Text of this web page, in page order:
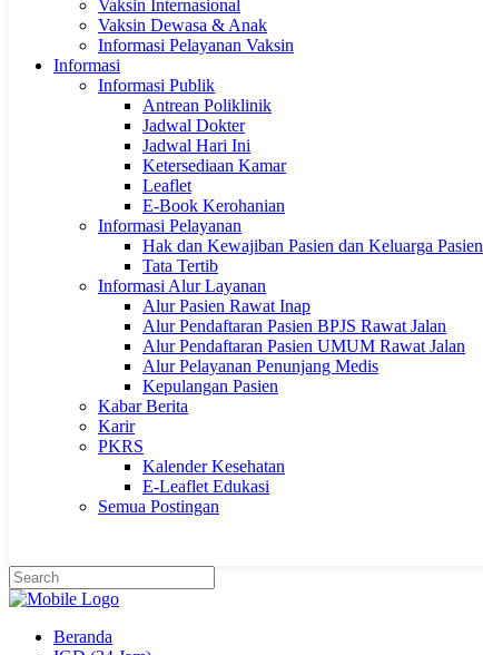
Vaksin Internasional
Vaksin Dewasa & Anak
Informasi Pelayanan Vaksin
Informasi
Informasi Publik
Antrean Poliklinik
Jadwal Dokter
Jadwal Hari Ini
Ketersediaan Kamar
Leaflet
E-Book Kerohanian
Informasi Pelayanan
Hak dan Kewajiban Pasien dan Keluarga Pasien
Tata Tertib
Informasi Alur Layanan
Alur Pasien Rawat Inap
Alur Pendaftaran Pasien BPJS Rawat Jalan
Alur Pendaftaran Pasien UMUM Rawat Jalan
Alur Pelayanan Penunjang Medis
Kepulangan Pasien
Kabar Berita
Karir
PKRS
Kalender Kesehatan
E-Leaflet Edukasi
Semua Postingan
Beranda